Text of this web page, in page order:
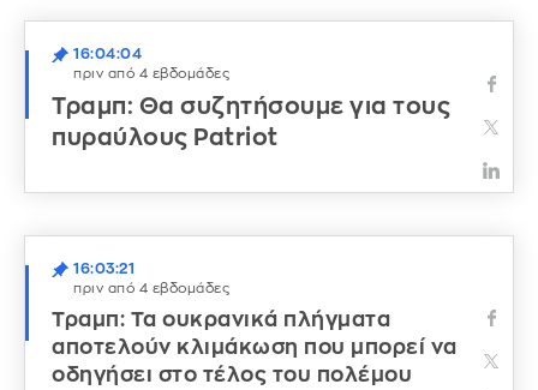
16:04:04
πριν από 4 εβδομάδες
Τραμπ: Θα συζητήσουμε για τους
πυραύλους Patriot
16:03:21
πριν από 4 εβδομάδες
Τραμπ: Τα ουκρανικά πλήγματα
αποτελούν κλιμάκωση που μπορεί να
οδηγήσει στο τέλος του πολέμου